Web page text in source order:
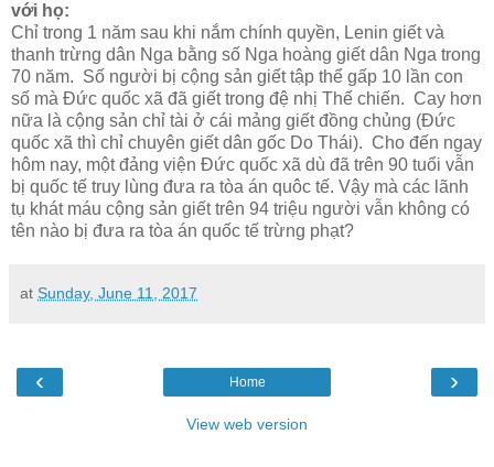
với họ:
Chỉ trong 1 năm sau khi nắm chính quyền, Lenin giết và
thanh trừng dân Nga bằng số Nga hoàng giết dân Nga trong
70 năm. Số người bị cộng sản giết tập thể gấp 10 lần con
số mà Đức quốc xã đã giết trong đệ nhị Thế chiến. Cay hơn
nữa là cộng sản chỉ tài ở cái mảng giết đồng chủng (Đức
quốc xã thì chỉ chuyên giết dân gốc Do Thái). Cho đến ngay
hôm nay, một đảng viện Đức quốc xã dù đã trên 90 tuổi vẫn
bị quốc tế truy lùng đưa ra tòa án quôc tế. Vậy mà các lãnh
tụ khát máu cộng sản giết trên 94 triệu người vẫn không có
tên nào bị đưa ra tòa án quốc tế trừng phạt?
at Sunday, June 11, 2017
‹ ›
Home
View web version